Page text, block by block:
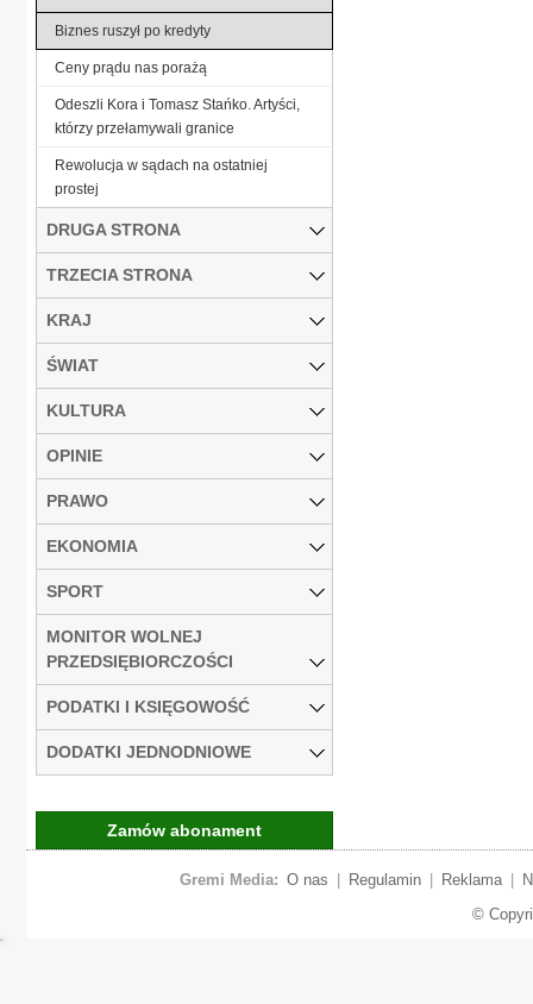
Biznes ruszył po kredyty
Ceny prądu nas porażą
Odeszli Kora i Tomasz Stańko. Artyści,
którzy przełamywali granice
Rewolucja w sądach na ostatniej
prostej
DRUGA STRONA
TRZECIA STRONA
KRAJ
ŚWIAT
KULTURA
OPINIE
PRAWO
EKONOMIA
SPORT
MONITOR WOLNEJ
PRZEDSIĘBIORCZOŚCI
PODATKI I KSIĘGOWOŚĆ
DODATKI JEDNODNIOWE
Zamów abonament
Gremi Media: O nas Regulamin Reklama
©